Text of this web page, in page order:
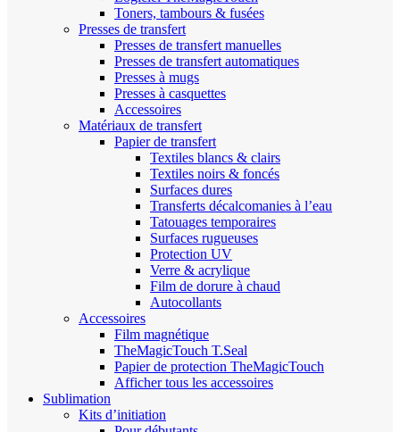
Toners, tambours & fusées
Presses de transfert
Presses de transfert manuelles
Presses de transfert automatiques
Presses à mugs
Presses à casquettes
Accessoires
Matériaux de transfert
Papier de transfert
Textiles blancs & clairs
Textiles noirs & foncés
Surfaces dures
Transferts décalcomanies à l’eau
Tatouages temporaires
Surfaces rugueuses
Protection UV
Verre & acrylique
Film de dorure à chaud
Autocollants
Accessoires
Film magnétique
TheMagicTouch T.Seal
Papier de protection TheMagicTouch
Afficher tous les accessoires
Sublimation
Kits d’initiation